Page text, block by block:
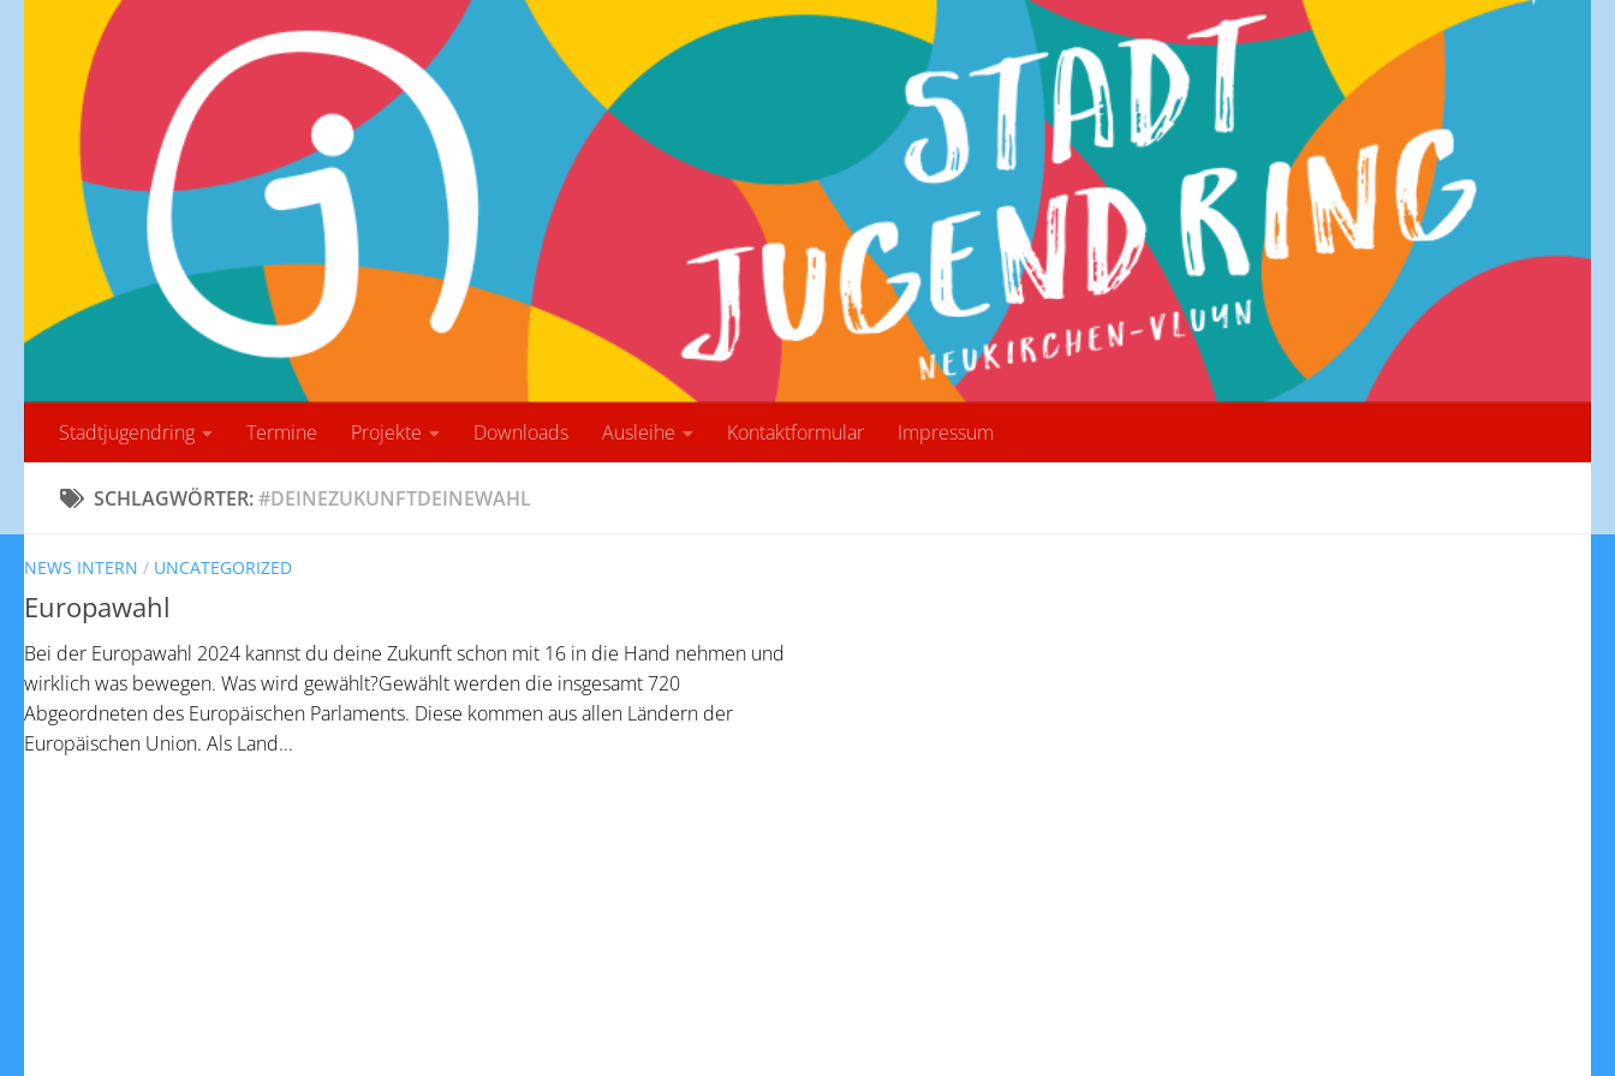
Zum Inhalt springen
Stadtjugendring Termine Projekte Downloads Ausleihe Kontaktformular Impressum
SCHLAGWÖRTER:#DEINEZUKUNFTDEINEWAHL
NEWS INTERN / UNCATEGORIZED
Europawahl
Bei der Europawahl 2024 kannst du deine Zukunft schon mit 16 in die Hand nehmen und
wirklich was bewegen. Was wird gewählt?Gewählt werden die insgesamt 720
Abgeordneten des Europäischen Parlaments. Diese kommen aus allen Ländern der
Europäischen Union. Als Land...